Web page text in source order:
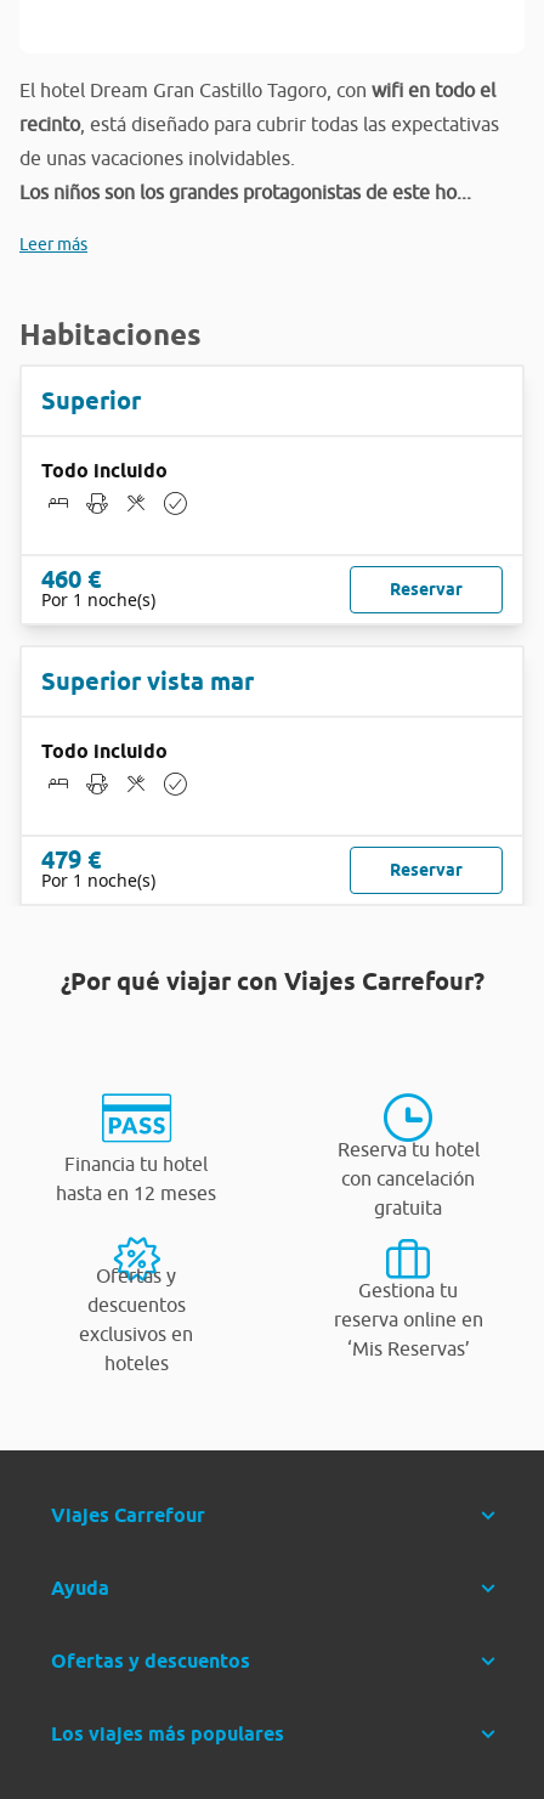
El hotel Dream Gran Castillo Tagoro, con wifi en todo el
recinto, está diseñado para cubrir todas las expectativas
de unas vacaciones inolvidables.
Los niños son los grandes protagonistas de este ho...
Leer más
Habitaciones
Superior
Todo incluido
460 €
Por 1 noche(s) Reservar
Superior vista mar
Todo incluido
479 €
Por 1 noche(s) Reservar
¿Por qué viajar con Viajes Carrefour?
Financia tu hotel
hasta en 12 meses
Reserva tu hotel
con cancelación
gratuita
Ofertas y
descuentos
exclusivos en
hoteles
Gestiona tu
reserva online en
‘Mis Reservas’
Viajes Carrefour
Ayuda
Ofertas y descuentos
Los viajes más populares